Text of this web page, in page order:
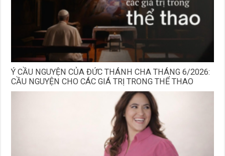
Ý CẦU NGUYỆN CỦA ĐỨC THÁNH CHA THÁNG 6/2026:
CẦU NGUYỆN CHO CÁC GIÁ TRỊ TRONG THỂ THAO